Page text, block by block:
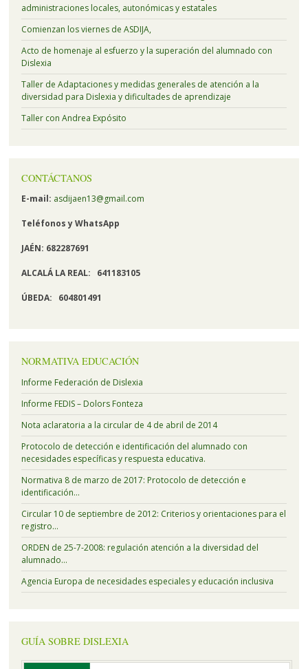
administraciones locales, autonómicas y estatales
Comienzan los viernes de ASDIJA,
Acto de homenaje al esfuerzo y la superación del alumnado con
Dislexia
Taller de Adaptaciones y medidas generales de atención a la
diversidad para Dislexia y dificultades de aprendizaje
Taller con Andrea Expósito
CONTÁCTANOS
E-mail: asdijaen13@gmail.com
Teléfonos yWhatsApp
JAÉN: 682287691
ALCALÁ LA REAL: 641183105
ÚBEDA: 604801491
NORMATIVA EDUCACIÓN
Informe Federación de Dislexia
Informe FEDIS – Dolors Fonteza
Nota aclaratoria a la circular de 4 de abril de 2014
Protocolo de detección e identificación del alumnado con
necesidades específicas y respuesta educativa.
Normativa 8 de marzo de 2017: Protocolo de detección e
identificación…
Circular 10 de septiembre de 2012: Criterios y orientaciones para el
registro…
ORDEN de 25-7-2008: regulación atención a la diversidad del
alumnado…
Agencia Europa de necesidades especiales y educación inclusiva
GUÍA SOBRE DISLEXIA